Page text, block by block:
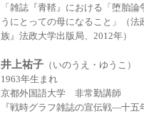
「雑誌『青鞜』における「堕胎
うにとっての母になること」（
族』法政大学出版局、2012年）
井上祐子 （いのうえ・ゆうこ）
1963年生まれ
京都外国語大学 非常勤講師
『戦時グラフ雑誌の宣伝戦―十